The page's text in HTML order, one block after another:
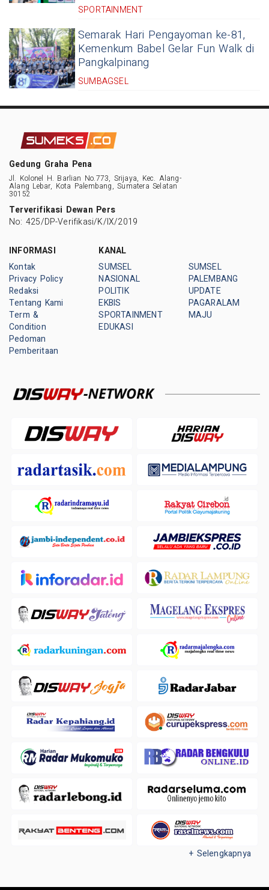
SPORTAINMENT
Semarak Hari Pengayoman ke-81,
Kemenkum Babel Gelar Fun Walk di
Pangkalpinang
SUMBAGSEL
Gedung Graha Pena
Jl. Kolonel H. Barlian No.773, Srijaya, Kec. Alang-
Alang Lebar, Kota Palembang, Sumatera Selatan
30152
Terverifikasi Dewan Pers
No: 425/DP-Verifikasi/K/IX/2019
INFORMASI
Kontak
Privacy Policy
Redaksi
Tentang Kami
Term &
Condition
Pedoman
Pemberitaan
KANAL
SUMSEL
NASIONAL
POLITIK
EKBIS
SPORTAINMENT
EDUKASI
SUMSEL
PALEMBANG
UPDATE
PAGARALAM
MAJU
+ Selengkapnya